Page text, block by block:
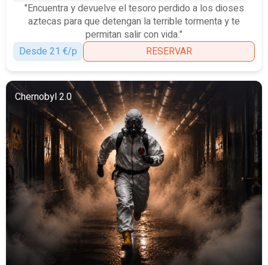
"Encuentra y devuelve el tesoro perdido a los dioses
aztecas para que detengan la terrible tormenta y te
permitan salir con vida."
Desde 21 €/p
RESERVAR
Chernobyl 2.0